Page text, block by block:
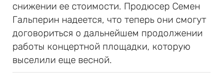
снижении ее стоимости. Продюсер Семен
Гальперин надеется, что теперь они смогут
договориться о дальнейшем продолжении
работы концертной площадки, которую
выселили еще весной.